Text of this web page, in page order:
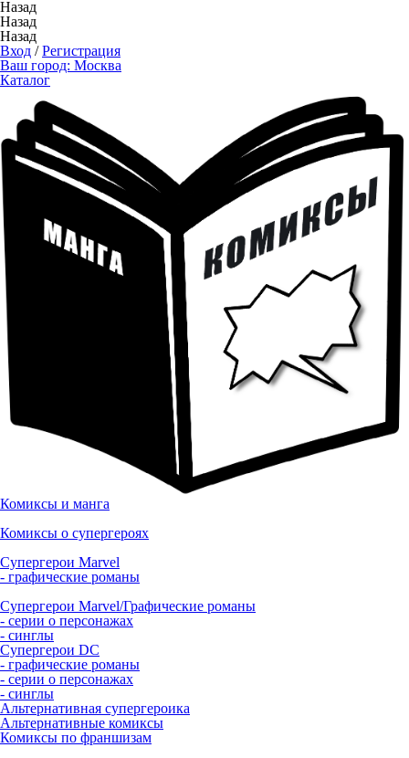
Назад
Назад
Назад
Вход /Регистрация
Ваш город: Москва
Каталог
Комиксы и манга
Комиксы о супергероях
Супергерои Marvel
- графические романы
Супергерои Marvel/Графические романы
- серии о персонажах
- синглы
Супергерои DC
- графические романы
- серии о персонажах
- синглы
Альтернативная супергероика
Альтернативные комиксы
Комиксы по франшизам